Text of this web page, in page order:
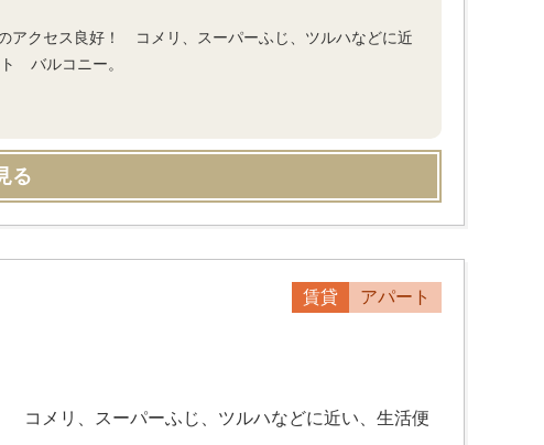
クセス良好！ コメリ、スーパーふじ、ツルハなどに近
バルコニー。
る
賃貸 アパート
メリ、スーパーふじ、ツルハなどに近い、生活便